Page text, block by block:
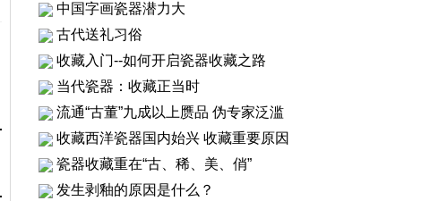
中国字画瓷器潜力大
古代送礼习俗
收藏入门--如何开启瓷器收藏之路
当代瓷器：收藏正当时
流通“古董”九成以上赝品 伪专家泛滥
收藏西洋瓷器国内始兴 收藏重要原因
瓷器收藏重在“古、稀、美、俏”
发生剥釉的原因是什么？